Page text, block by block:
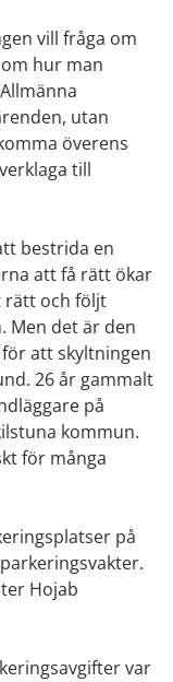
vill fråga om
hur man
utan
överens
till
bestrida en
att få rätt ökar
rätt och följt
Men det är den
att skyltningen
26 år gammalt
på
kommun.
för många
på
Hojab
var